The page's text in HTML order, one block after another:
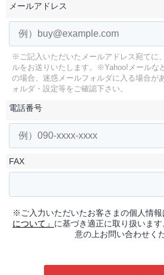
メールアドレス
※ご記入いただいたメールアドレス宛てに
ルをお送りいたします。
※Yahoo!メールな
の場合、迷惑メールフォルダに入る場合が
ォルダ・設定等をご確認下さい。
電話番号
FAX
※ご入力いただいたお客さまの個人情報
について」 に基づき適正に取り扱いま
意の上お問い合わせく